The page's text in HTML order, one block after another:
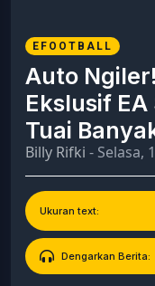
EFOOTBALL
Auto
Ekslusif
Tuai
Billy Rifki - Selasa,
Ukuran text:
Dengarkan Berita: